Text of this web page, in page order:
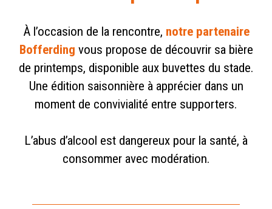
À l’occasion de la rencontre, notre partenaire
Bofferding vous propose de découvrir sa bière
de printemps, disponible aux buvettes du stade.
Une édition saisonnière à apprécier dans un
moment de convivialité entre supporters.
L’abus d’alcool est dangereux pour la santé, à
consommer avec modération.